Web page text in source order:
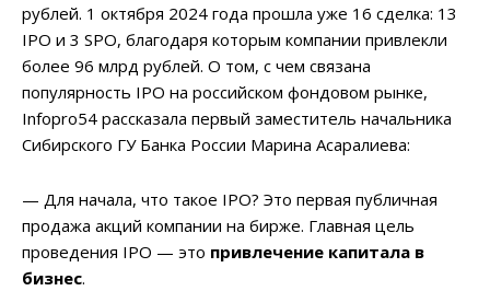
рублей. 1 октября 2024 года прошла уже 16 сделка: 13
IPO и 3 SPO, благодаря которым компании привлекли
более 96 млрд рублей. О том, с чем связана
популярность IPO на российском фондовом рынке,
Infopro54 рассказала первый заместитель начальника
Сибирского ГУ Банка России Марина Асаралиева:
— Для начала, что такое IPO? Это первая публичная
продажа акций компании на бирже. Главная цель
проведения IPO — это привлечение капитала в
бизнес.